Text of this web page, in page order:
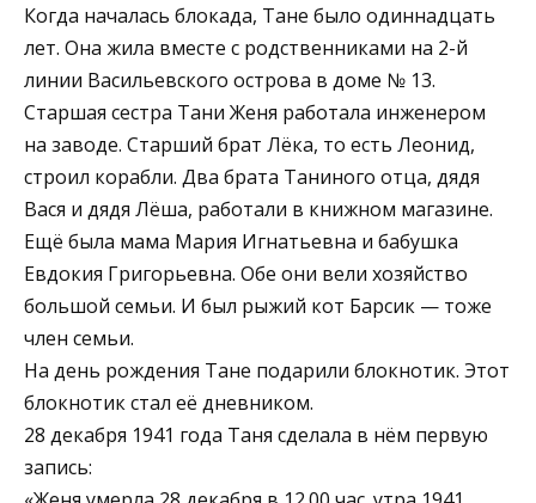
Когда началась блокада, Тане было одиннадцать
лет. Она жила вместе с родственниками на 2-й
линии Васильевского острова в доме № 13.
Старшая сестра Тани Женя работала инженером
на заводе. Старший брат Лёка, то есть Леонид,
строил корабли. Два брата Таниного отца, дядя
Вася и дядя Лёша, работали в книжном магазине.
Ещё была мама Мария Игнатьевна и бабушка
Евдокия Григорьевна. Обе они вели хозяйство
большой семьи. И был рыжий кот Барсик — тоже
член семьи.
На день рождения Тане подарили блокнотик. Этот
блокнотик стал её дневником.
28 декабря 1941 года Таня сделала в нём первую
запись: